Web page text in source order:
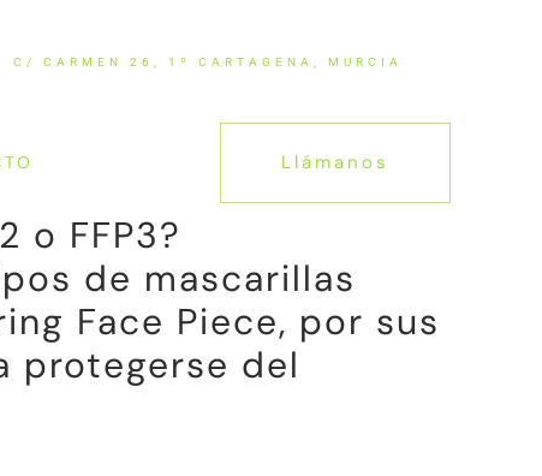
ÚLTIMAS NOTICIAS - CLÍNICA DÍAZ CAPARROS!!
C/ CARMEN 26, 1º CARTAGENA, MURCIA
Llámanos
o FFP3?
de mascarillas
Face Piece, por sus
protegerse del